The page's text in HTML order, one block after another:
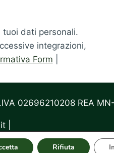
tuoi dati personali.
integrazioni,
Form
02696210208 REA
|
Rifiuta